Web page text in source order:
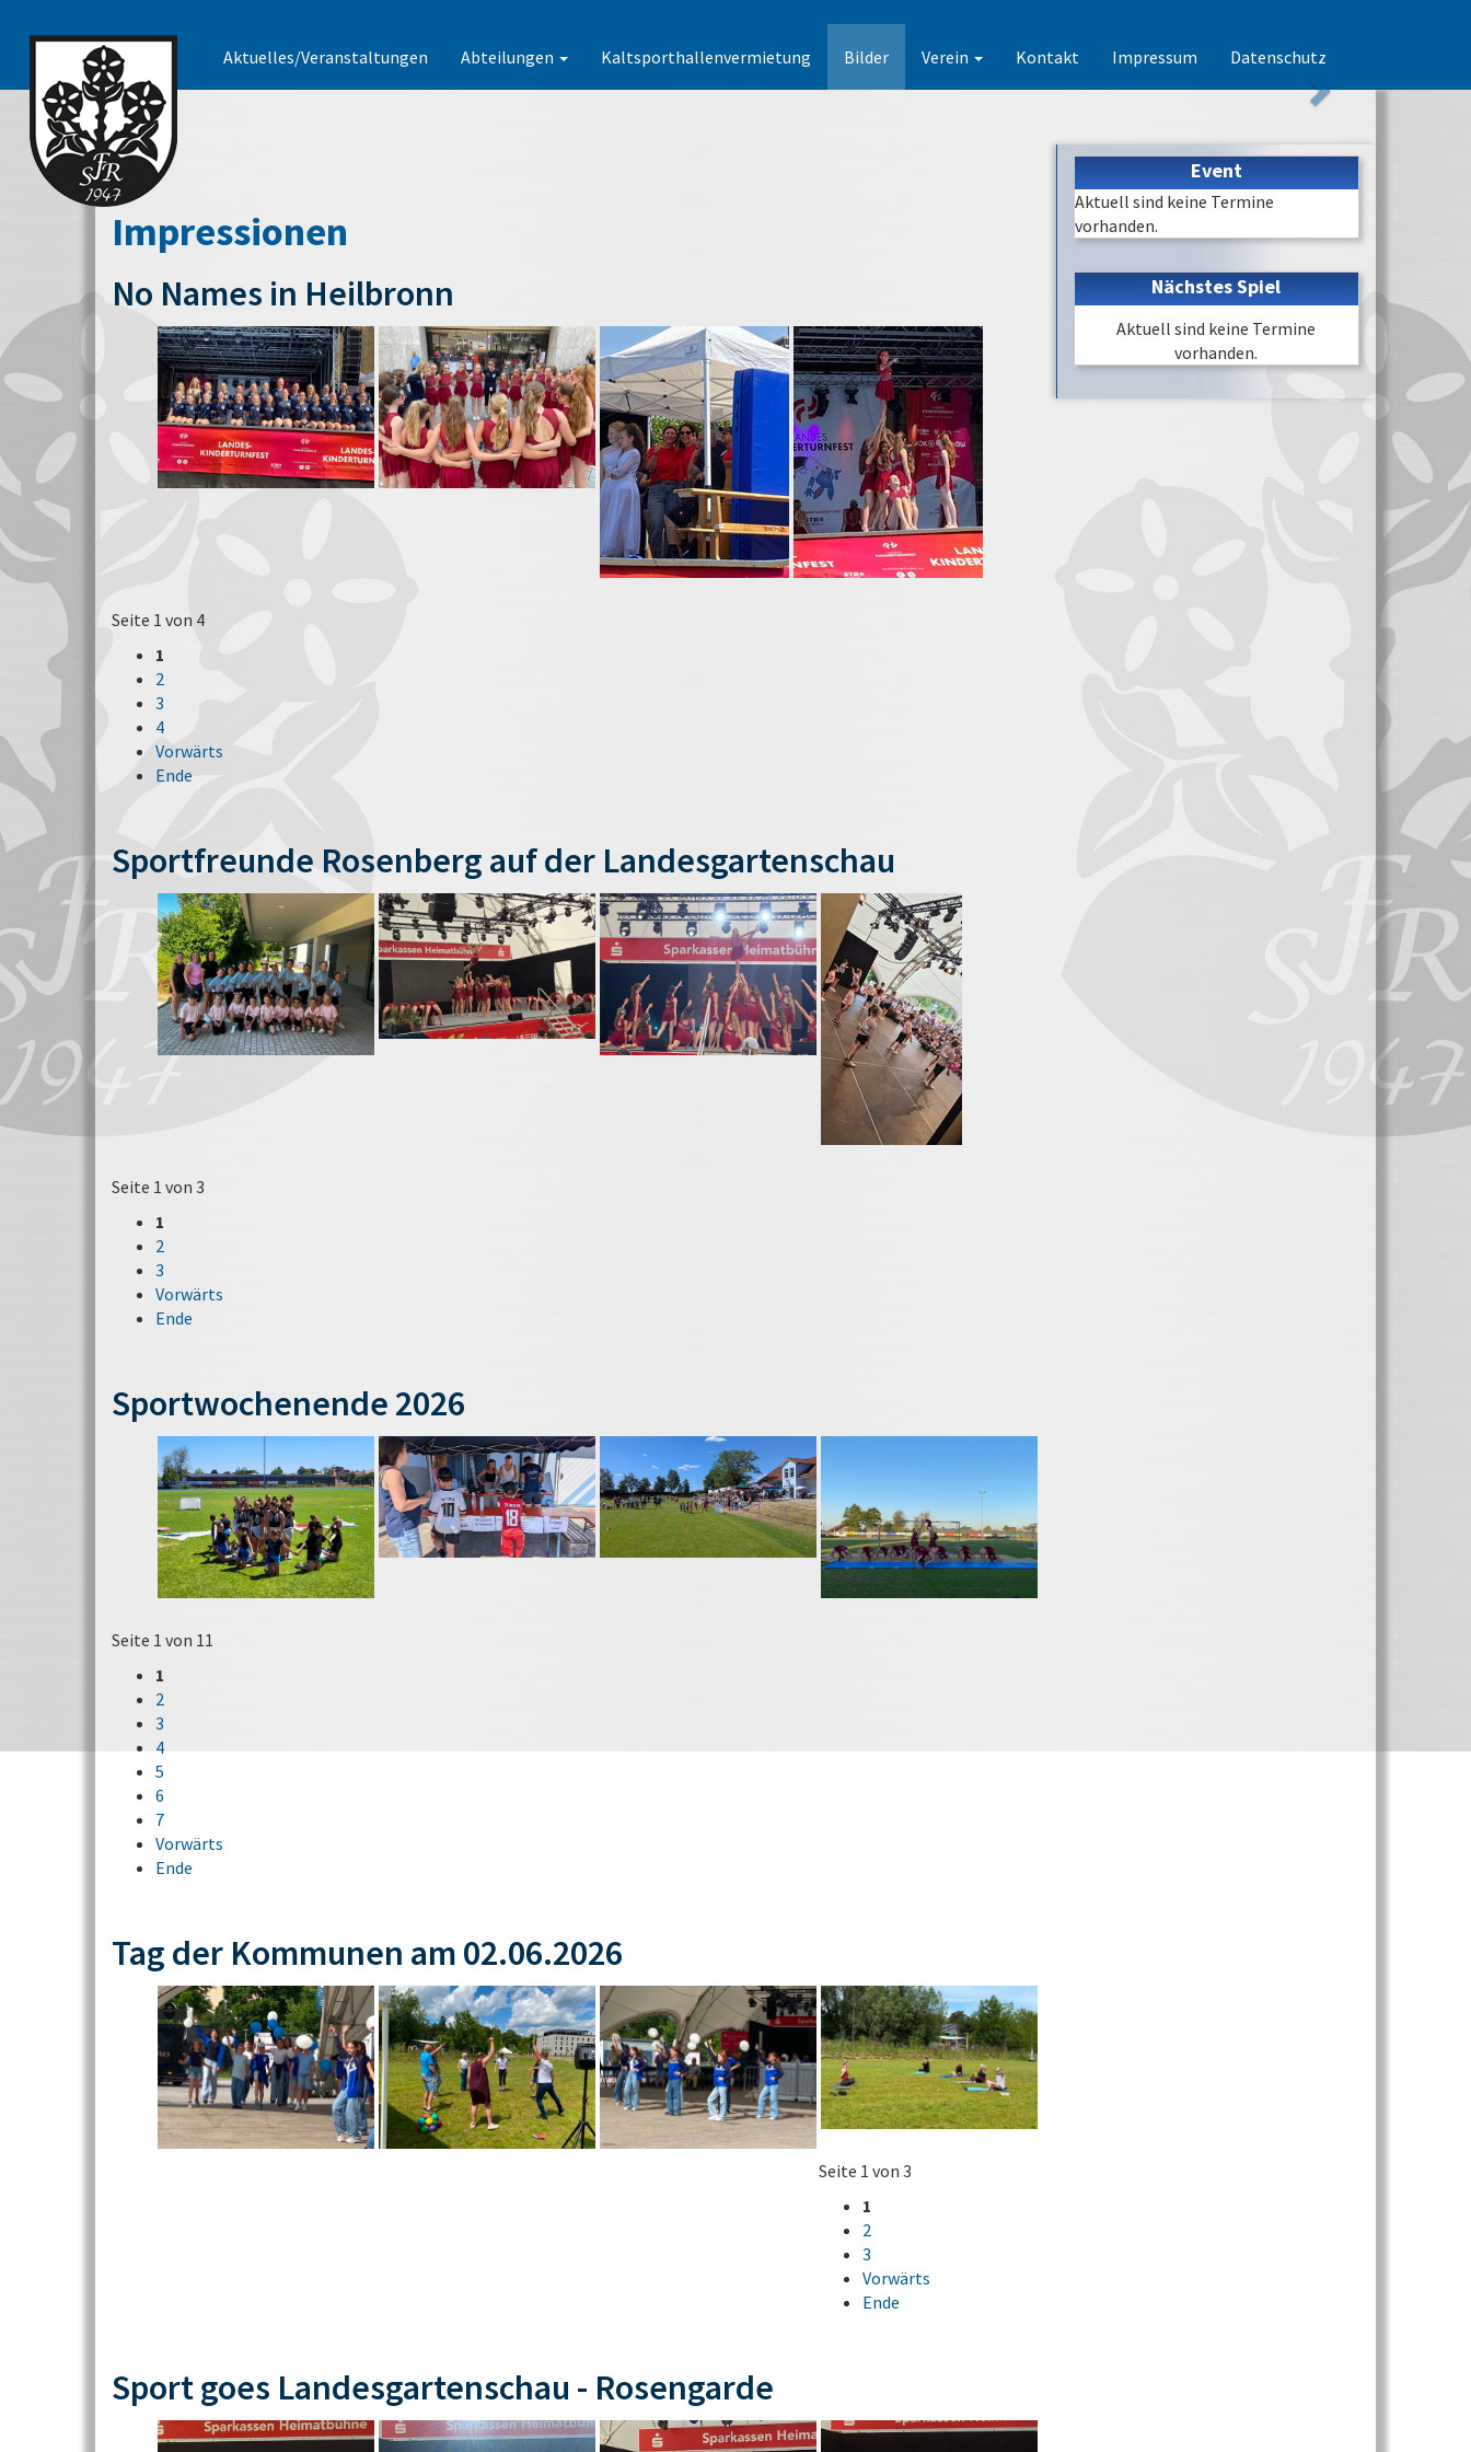
Aktuelles/Veranstaltungen Abteilungen Kaltsporthallenvermietung Bilder Verein Kontakt Impressum Datenschutz
Impressionen
No Names in Heilbronn
Seite 1 von 4
1
2
3
4
Vorwärts
Ende
Sportfreunde Rosenberg auf der Landesgartenschau
Seite 1 von 3
1
2
3
Vorwärts
Ende
Sportwochenende 2026
Seite 1 von 11
1
2
3
4
5
6
7
Vorwärts
Ende
Tag der Kommunen am 02.06.2026
Seite 1 von 3
1
2
3
Vorwärts
Ende
Sport goes Landesgartenschau - Rosengarde
Event
Aktuell sind keine Termine
vorhanden.
Nächstes Spiel
Aktuell sind keine Termine
vorhanden.